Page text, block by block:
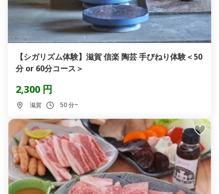
【シガリズム体験】滋賀 信楽 陶芸 手びねり体験＜50
分 or 60分コース＞
2,300 円
滋賀 50 分~